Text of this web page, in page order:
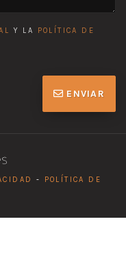
Y LA
POLÍTICA DE
ENVIAR
-
POLÍTICA DE